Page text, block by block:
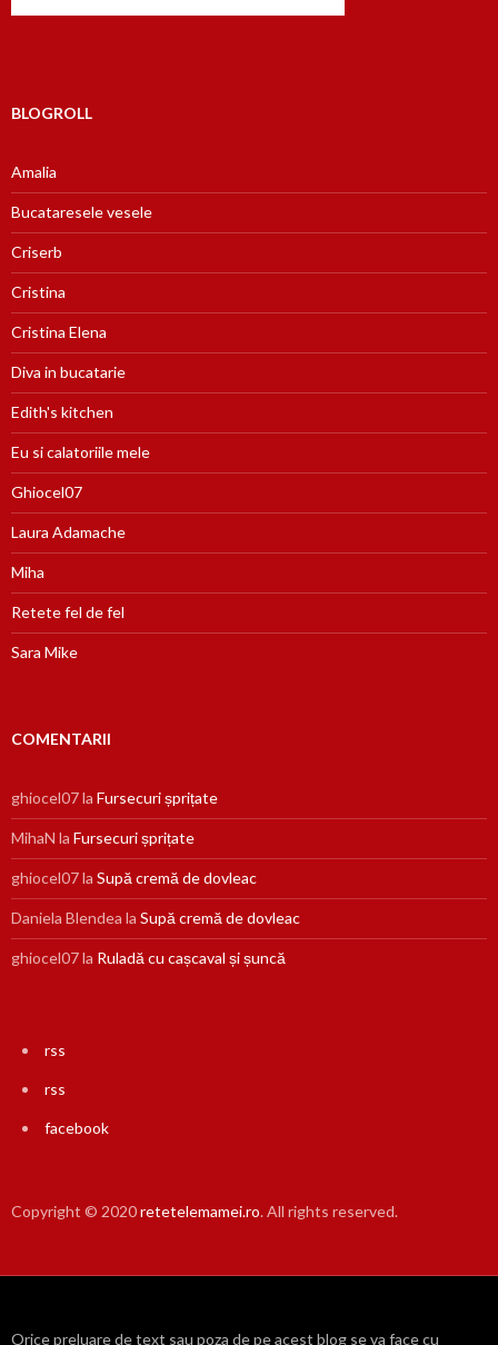
BLOGROLL
Amalia
Bucataresele vesele
Criserb
Cristina
Cristina Elena
Diva in bucatarie
Edith's kitchen
Eu si calatoriile mele
Ghiocel07
Laura Adamache
Miha
Retete fel de fel
Sara Mike
COMENTARII
ghiocel07la Fursecuri șprițate
MihaN la Fursecuri șprițate
ghiocel07la Supă cremă de dovleac
Daniela Blendea la Supă cremă de dovleac
ghiocel07la Ruladă cu cașcaval și șuncă
rss
rss
facebook
Copyright © 2020retetelemamei.ro. All rights reserved.
Orice preluare de text sau poza de pe acest blog se va face cu